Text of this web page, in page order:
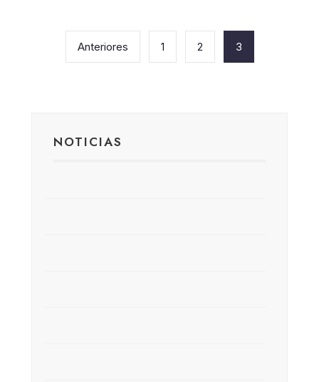
Paginación
Anteriores 1 2 3
NOTICIAS